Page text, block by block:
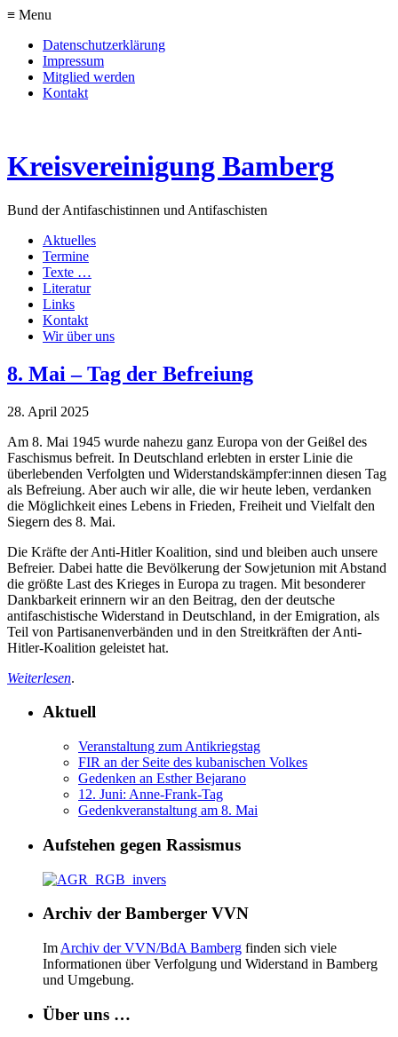
≡ Menu
Datenschutzerklärung
Impressum
Mitglied werden
Kontakt
Kreisvereinigung Bamberg
Bund der Antifaschistinnen und Antifaschisten
Aktuelles
Termine
Texte …
Literatur
Links
Kontakt
Wir über uns
8. Mai – Tag der Befreiung
28. April 2025
Am 8. Mai 1945 wurde nahezu ganz Europa von der Geißel des
Faschismus befreit. In Deutschland erlebten in erster Linie die
überlebenden Verfolgten und Widerstandskämpfer:innen diesen Tag
als Befreiung. Aber auch wir alle, die wir heute leben, verdanken
die Möglichkeit eines Lebens in Frieden, Freiheit und Vielfalt den
Siegern des 8. Mai.
Die Kräfte der Anti-Hitler Koalition, sind und bleiben auch unsere
Befreier. Dabei hatte die Bevölkerung der Sowjetunion mit Abstand
die größte Last des Krieges in Europa zu tragen. Mit besonderer
Dankbarkeit erinnern wir an den Beitrag, den der deutsche
antifaschistische Widerstand in Deutschland, in der Emigration, als
Teil von Partisanenverbänden und in den Streitkräften der Anti-
Hitler-Koalition geleistet hat.
Weiterlesen.
Aktuell
Veranstaltung zum Antikriegstag
FIR an der Seite des kubanischen Volkes
Gedenken an Esther Bejarano
12. Juni: Anne-Frank-Tag
Gedenkveranstaltung am 8. Mai
Aufstehen gegen Rassismus
Archiv der Bamberger VVN
Im Archiv der VVN/BdA Bamberg finden sich viele
Informationen über Verfolgung und Widerstand in Bamberg
und Umgebung.
Über uns …